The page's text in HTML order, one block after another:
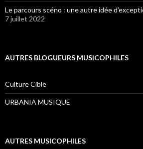
Le parcours scéno : une autre idée
7 juillet 2022
AUTRES BLOGUEURS MUSICOPHILES
Culture Cible
URBANIA MUSIQUE
AUTRES MUSICOPHILES